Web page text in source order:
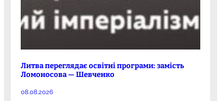
Литва переглядає освітні програми: замість
Ломоносова — Шевченко
08.08.2026